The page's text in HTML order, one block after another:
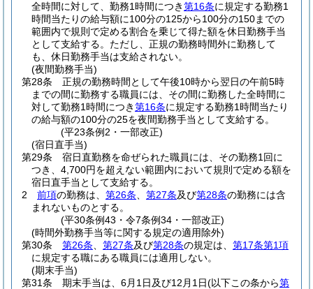
全時間に対して、勤務1時間につき第16条に規定する勤務1
時間当たりの給与額に100分の125から100分の150までの
範囲内で規則で定める割合を乗じて得た額を休日勤務手当
として支給する。 ただし、正規の勤務時間外に勤務して
も、休日勤務手当は支給されない。
(夜間勤務手当)
第28条
正規の勤務時間として午後10時から翌日の午前5時
までの間に勤務する職員には、その間に勤務した全時間に
対して勤務1時間につき第16条に規定する勤務1時間当たり
の給与額の100分の25を夜間勤務手当として支給する。
(平23条例2・一部改正)
(宿日直手当)
第29条
宿日直勤務を命ぜられた職員には、その勤務1回に
つき、4,700円を超えない範囲内において規則で定める額を
宿日直手当として支給する。
2
前項の勤務は、 第26条 第27条及び第28条の勤務には含
まれないものとする。
(平30条例43・令7条例34・一部改正)
(時間外勤務手当等に関する規定の適用除外)
第30条
第26条 第27条及び第28条の規定は、 第17条第1項
に規定する職にある職員には適用しない。
(期末手当)
第31条
期末手当は、6月1日及び12月1日(以下この条から第